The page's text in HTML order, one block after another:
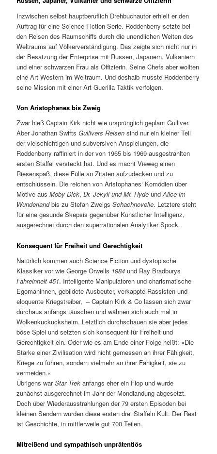
Inzwischen selbst hauptberuflich Drehbuchautor erhielt er den
Auftrag für eine Science-Fiction-Serie. Roddenberry setzte bei
den Reisen des Raumschiffs durch die unendlichen Weiten des
Weltraums auf Völkerverständigung. Das zeigte sich nicht nur in
der Besatzung der Enterprise mit Russen, Japanern, Vulkaniern
und einer schwarzen Frau als Offizierin. Seine Chefs aber wollten
eine Art Western im Weltraum. Und deshalb musste Roddenberry
seine Mission mit einer Art Guerilla Taktik verfolgen.
Von Aristophanes bis Zweig
Zwar hieß Captain Kirk nicht wie ursprünglich geplant Gulliver.
Aber Jonathan SwiftsGullivers Reisen sind nur ein kleiner Teil
der vielschichtigen und subversiven Anspielungen, die
Roddenberry raffiniert in der von 1965 bis 1969 ausgestrahlten
ersten Staffel versteckt hat. Und es macht Vieweg einen
Riesenspaß, diese Fülle an Zitaten aufzudecken und zu
entschlüsseln. Die reichen von Aristophanes‘ Komödien über
Motive ausMoby Dick,Dr. Jekyll und Mr. Hyde undAlice im
Wunderlandbis zu Stefan ZweigsSchachnovelle. Letztere steht
für eine gesunde Skepsis gegenüber Künstlicher Intelligenz,
ausgerechnet durch den superrationalen Analytiker Spock.
Konsequent für Freiheit und Gerechtigkeit
Natürlich kommen auch Science Fiction und dystopische
Klassiker vor wie George Orwells 1984 und Ray Bradburys
Fahreinheit 451. Intelligente Manipulatoren und charismatische
Egomaninnen, gebildete Ausbeuter, verkappte Rassisten und
eloquente Kriegstreiber, – Captain Kirk & Co lassen sich zwar
durchaus anfangs täuschen und wähnen sich auch mal in
Wolkenkuckucksheim. Letztlich durchschauen sie aber jedes
böse Spiel und setzten sich konsequent für Freiheit und
Gerechtigkeit ein. Oder wie es am Ende einer Folge heißt: »Die
Stärke einer Zivilisation wird nicht gemessen an ihrer Fähigkeit,
Kriege zu führen, sondern vielmehr an ihrer Fähigkeit, sie zu
vermeiden.«
Übrigens warStar Trek anfangs eher ein Flop und wurde
zunächst ausgerechnet im Jahr der Mondlandung abgesetzt.
Doch über Wiederausstrahlungen der 79 ersten Episoden bei
kleinen Sendern wurden diese ersten drei Staffeln Kult. Der Rest
ist Geschichte, in mittlerweile gut 700 Teilen.
Mitreißend und sympathisch unprätentiös